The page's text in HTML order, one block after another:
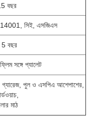
বছর
সিই, এসজিএস
5 বছর
সঙ্গে প্যালেট
গ্যারেজ, পুল ও এসপিএ আশেপাশের,
মাঠ